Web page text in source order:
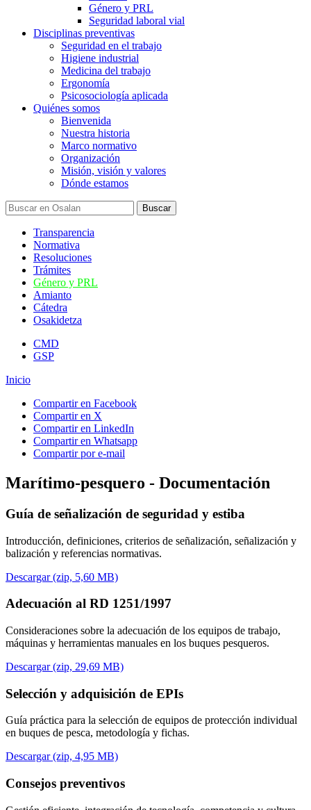
Género y PRL
Seguridad laboral vial
Disciplinas preventivas
Seguridad en el trabajo
Higiene industrial
Medicina del trabajo
Ergonomía
Psicosociología aplicada
Quiénes somos
Bienvenida
Nuestra historia
Marco normativo
Organización
Misión, visión y valores
Dónde estamos
Transparencia
Normativa
Resoluciones
Trámites
Género y PRL
Amianto
Cátedra
Osakidetza
CMD
GSP
Inicio
Compartir en Facebook
Compartir en X
Compartir en LinkedIn
Compartir en Whatsapp
Compartir por e-mail
Marítimo-pesquero - Documentación
Guía de señalización de seguridad y estiba
Introducción, definiciones, criterios de señalización, señalización y
balización y referencias normativas.
Descargar (zip, 5,60 MB)
Adecuación al RD 1251/1997
Consideraciones sobre la adecuación de los equipos de trabajo,
máquinas y herramientas manuales en los buques pesqueros.
Descargar (zip, 29,69 MB)
Selección y adquisición de EPIs
Guía práctica para la selección de equipos de protección individual
en buques de pesca, metodología y fichas.
Descargar (zip, 4,95 MB)
Consejos preventivos